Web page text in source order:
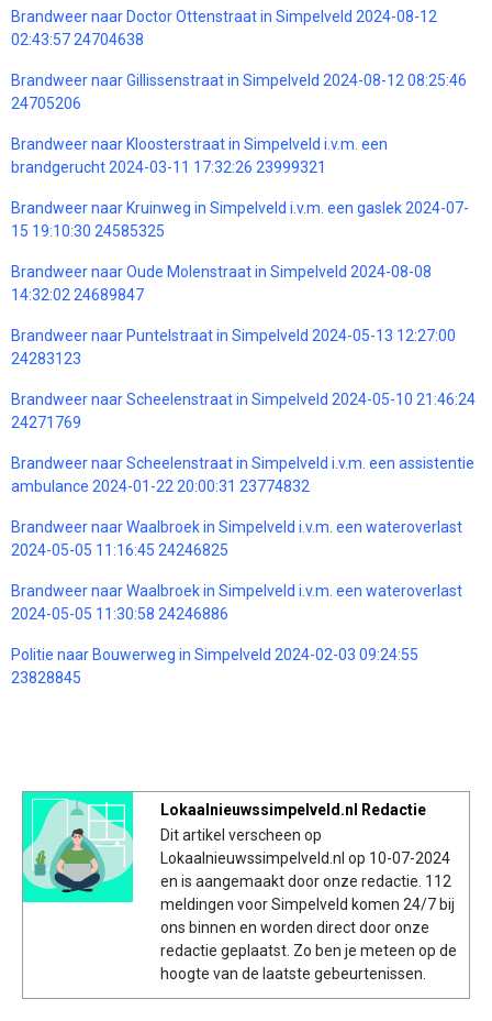
Brandweer naar Doctor Ottenstraat in Simpelveld 2024-08-12
02:43:57 24704638
Brandweer naar Gillissenstraat in Simpelveld 2024-08-12 08:25:46
24705206
Brandweer naar Kloosterstraat in Simpelveld i.v.m. een
brandgerucht 2024-03-11 17:32:26 23999321
Brandweer naar Kruinweg in Simpelveld i.v.m. een gaslek 2024-07-
15 19:10:30 24585325
Brandweer naar Oude Molenstraat in Simpelveld 2024-08-08
14:32:02 24689847
Brandweer naar Puntelstraat in Simpelveld 2024-05-13 12:27:00
24283123
Brandweer naar Scheelenstraat in Simpelveld 2024-05-10 21:46:24
24271769
Brandweer naar Scheelenstraat in Simpelveld i.v.m. een assistentie
ambulance 2024-01-22 20:00:31 23774832
Brandweer naar Waalbroek in Simpelveld i.v.m. een wateroverlast
2024-05-05 11:16:45 24246825
Brandweer naar Waalbroek in Simpelveld i.v.m. een wateroverlast
2024-05-05 11:30:58 24246886
Politie naar Bouwerweg in Simpelveld 2024-02-03 09:24:55
23828845
Lokaalnieuwssimpelveld.nl Redactie
Dit artikel verscheen op
Lokaalnieuwssimpelveld.nl op 10-07-2024
en is aangemaakt door onze redactie. 112
meldingen voor Simpelveld komen 24/7 bij
ons binnen en worden direct door onze
redactie geplaatst. Zo ben je meteen op de
hoogte van de laatste gebeurtenissen.